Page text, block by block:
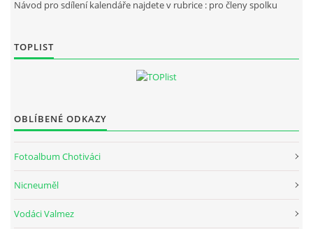
Návod pro sdílení kalendáře najdete v rubrice : pro členy spolku
TOPLIST
OBLÍBENÉ ODKAZY
Fotoalbum Chotiváci
Nicneuměl
Vodáci Valmez